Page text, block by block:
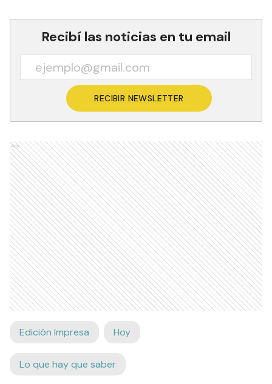
Recibí las noticias en tu email
RECIBIR NEWSLETTER
Ads
Edición Impresa Hoy
Lo que hay que saber